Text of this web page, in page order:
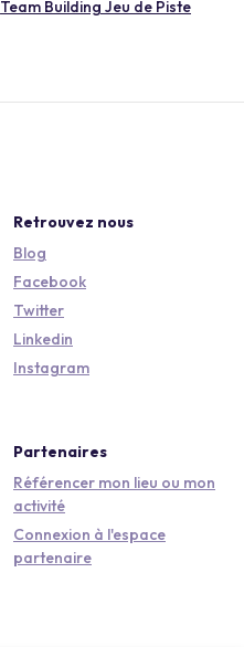
Team Building Jeu de Piste
Retrouvez nous
Blog
Facebook
Twitter
Linkedin
Instagram
Partenaires
Référencer mon lieu ou mon
activité
Connexion à l'espace
partenaire